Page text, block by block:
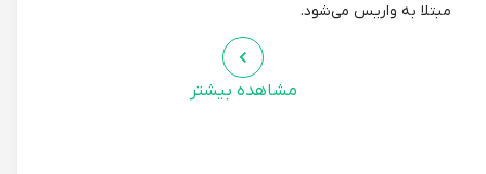
مبتلا به واریس می‌شود.
مشاهده بیشتر